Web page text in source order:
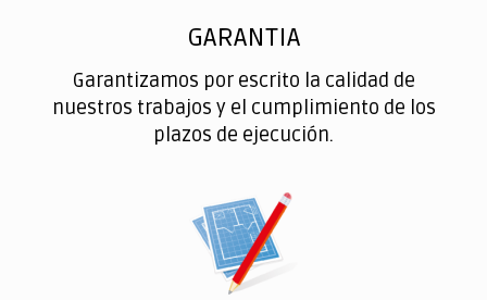
GARANTIA
Garantizamos por escrito la calidad de
nuestros trabajos y el cumplimiento de los
plazos de ejecución.